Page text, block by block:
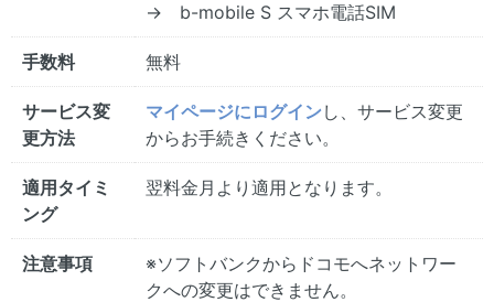
→ b-mobile S スマホ電話SIM
手数料 無料
サービス変
更方法
マイページにログインし、サービス変更
からお手続きください。
適用タイミ
ング
翌料金月より適用となります。
注意事項
※ソフトバンクからドコモへネットワー
クへの変更はできません。